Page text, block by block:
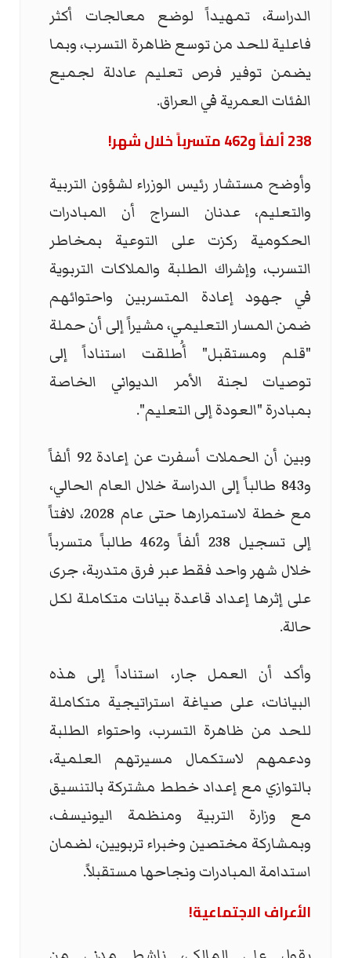
الدراسة، تمهيداً لوضع معالجات أكثر
فاعلية للحد من توسع ظاهرة التسرب، وبما
يضمن توفير فرص تعليم عادلة لجميع
الفئات العمرية في العراق.
238 ألفاً و462 متسرباً خلال شهر!
وأوضح مستشار رئيس الوزراء لشؤون التربية
والتعليم، عدنان السراج أن المبادرات
الحكومية ركزت على التوعية بمخاطر
التسرب، وإشراك الطلبة والملاكات التربوية
في جهود إعادة المتسربين واحتوائهم
ضمن المسار التعليمي، مشيراً إلى أن حملة
"قلم ومستقبل" أُطلقت استناداً إلى
توصيات لجنة الأمر الديواني الخاصة
بمبادرة "العودة إلى التعليم".
وبين أن الحملات أسفرت عن إعادة 92 ألفاً
و843 طالباً إلى الدراسة خلال العام الحالي،
مع خطة لاستمرارها حتى عام 2028، لافتاً
إلى تسجيل 238 ألفاً و462 طالباً متسرباً
خلال شهر واحد فقط عبر فرق متدربة، جرى
على إثرها إعداد قاعدة بيانات متكاملة لكل
حالة.
وأكد أن العمل جار، استناداً إلى هذه
البيانات، على صياغة استراتيجية متكاملة
للحد من ظاهرة التسرب، واحتواء الطلبة
ودعمهم لاستكمال مسيرتهم العلمية،
بالتوازي مع إعداد خطط مشتركة بالتنسيق
مع وزارة التربية ومنظمة اليونيسف،
وبمشاركة مختصين وخبراء تربويين، لضمان
استدامة المبادرات ونجاحها مستقبلاً.
الأعراف الاجتماعية!